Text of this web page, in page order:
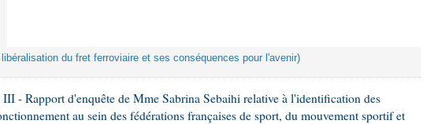
du fret ferroviaire et ses conséquences pour l'avenir)
- Rapport d'enquête de Mme Sabrina Sebaihi relative à l'identification des
au sein des fédérations françaises de sport, du mouvement sportif et